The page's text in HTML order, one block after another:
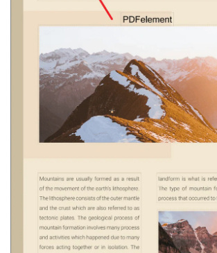
Gesundheitswesen
Regierung
Veröffentlichung
Freiberufler
Kostenlose PDF-Vorlagen
Bearbeiten, Drucken und Anpassen von
PDF-Wissen
PDF-bezogene Informationen, die Sie